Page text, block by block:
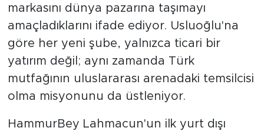
markasını dünya pazarına taşımayı
amaçladıklarını ifade ediyor. Usluoğlu'na
göre her yeni şube, yalnızca ticari bir
yatırım değil; aynı zamanda Türk
mutfağının uluslararası arenadaki temsilcisi
olma misyonunu da üstleniyor.
HammurBey Lahmacun'un ilk yurt dışı